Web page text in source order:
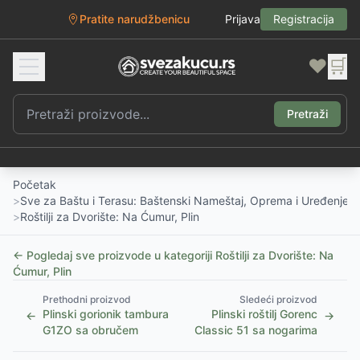
Pratite narudžbenicu Prijava Registracija
❤️ 🛒
Pretraži
Početak
>Sve za Baštu i Terasu: Baštenski Nameštaj, Oprema i Uređenje
>Roštilji za Dvorište: Na Ćumur, Plin
← Pogledaj sve proizvode u kategoriji Roštilji za Dvorište: Na
Ćumur, Plin
←
Prethodni proizvod
Plinski gorionik tambura
G1ZO sa obručem
Sledeći proizvod
Plinski roštilj Gorenc
Classic 51 sa nogarima
→